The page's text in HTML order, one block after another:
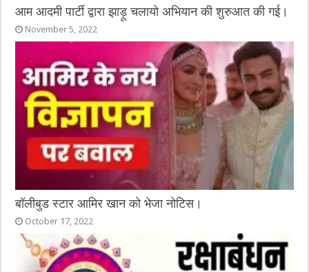
आम आदमी पार्टी द्वारा झाड़ू चलायो अभियान की शुरुआत की गई।
November 5, 2022
बॉलीबुड स्टार आमिर खान को भेजा नोटिस।
October 17, 2022